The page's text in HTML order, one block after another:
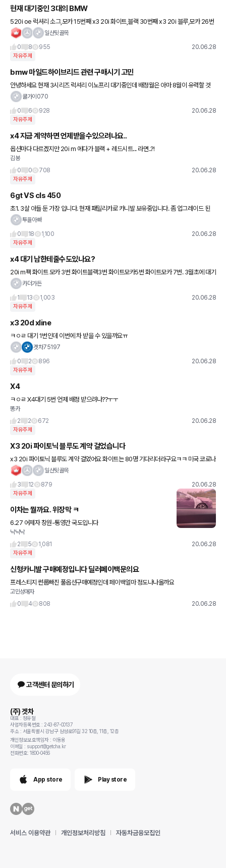
현재 대기중인 3대의 BMW
520i oe 럭셔리 소그,모카 15번째 x3 20i 화이트,블랙 30번째 x3 20i 블루,모카 26번
일산뒷골목
0
8 955 20.06.28
자유주제
bmw 마일드하이브리드 관련 구매시기 고민
안녕하세요 현재 3시리즈 럭셔리 이노프리 대기중인데 배정월은 아마 8월이 유력할 것
같습니다 그 와중에 7월 생산 분부터 마일드하이브리드 적용 기사를 접했는데 9~10월까쿨가이070
0
6 928 20.06.28
자유주제
x4 지금 계약하면 언제받을수있으려나요..
옵션마다 다르겠지만 20i m 에다가 블랙 + 레드시트... 라면..?!
김봉
0
0 708 20.06.28
자유주제
6gt VS cls 450
초1. 3살 아들 둔 가장 입니다. 현재 패밀리카로 카니발 보유중입니다. 좀 업그레이드 된
패밀리카를 고민중인데 아내랑 가끔 데이트 할때도 타고 저 혼자 탈때 운전재미도 줄 수있
투율아빠
0
18 1,100 20.06.28
자유주제
x4 대기 남한테줄수도있나요?
20i m팩 화이트 모카 3번 화이트블랙3번 화이트모카5번 화이트모카 7번. 3월초에 대기
걸어놨는데 요새 대기가 너무길다보니 이중 한차량만 프모받아서받을텐데 아깝네요 양
카더가든
1
13 1,003 20.06.28
자유주제
x3 20d xline
ㅋㅇㄹ 대기 1번인데 이번에 차 받을 수 있을까요ㅠ
겟차75197
0
2 896 20.06.28
자유주제
X4
ㅋㅇㄹ X4대기 5번 언제 배정 받으려나??ㅜㅜ
똥카
2
2 672 20.06.28
자유주제
X3 20i 파이토닉 블루도 계약 걸었습니다
x3 20i 파이토닉 블루도 계약 걸었어요 화이트는 80명 기다리더라구요ㅋㅋ 미국 코로나
상황은 더 심각하다는데 과연 언제 나올지
일산뒷골목
3
12 879 20.06.28
자유주제
이차는 뭘까요. 위장막 ㅋ
6.27 어제자 창원-통영간 국도입니다
낙낙낙
2
5 1,081 20.06.28
자유주제
신형카니발 구매예정입니다 딜러페이백문의요
프레스티지 썬룹빠진 풀옵션구매예정인데 페이백얼마 정도나나올까요
고민성애자
0
4 808 20.06.28
고객센터 문의하기
(주) 겟차
대표 : 정유철
사업자등록번호 : 243-87-00137
주소 : 서울특별시 강남구 삼성로91길 32 10층, 11층, 12층
개인정보보호책임자 : 이동용
이메일 : support@getcha.kr
전화번호: 1800-0456
App store Play store
서비스 이용약관 개인정보처리방침 자동차금융모집인